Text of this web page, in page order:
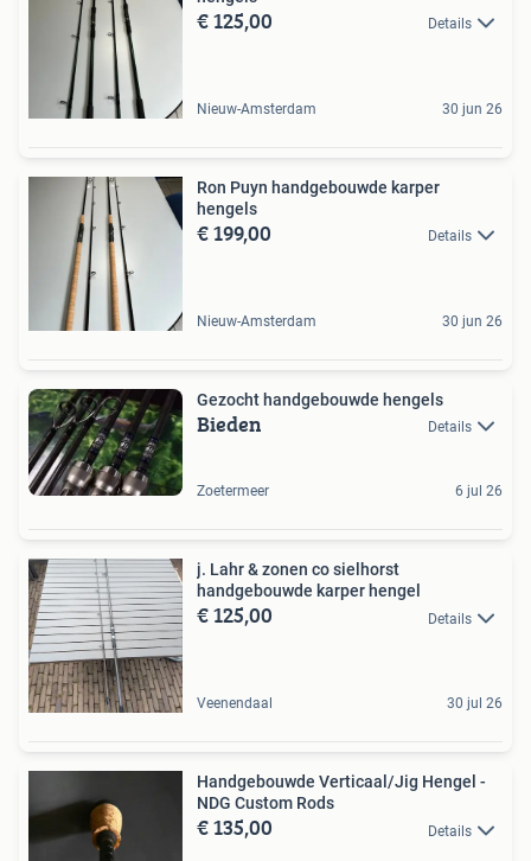
€ 125,00 Details
Nieuw-Amsterdam 30 jun 26
Ron Puyn handgebouwde karper
hengels
€ 199,00 Details
Nieuw-Amsterdam 30 jun 26
Gezocht handgebouwde hengels
Bieden Details
Zoetermeer 6 jul 26
j. Lahr & zonen co sielhorst
handgebouwde karper hengel
€ 125,00 Details
Veenendaal 30 jul 26
Handgebouwde Verticaal/Jig Hengel -
NDG Custom Rods
€ 135,00 Details